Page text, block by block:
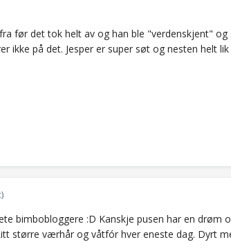
før det tok helt av og han ble "verdenskjent"
ikke på det. Jesper er super søt og nesten helt
bimbobloggere :D Kanskje pusen har en drøm
større værhår og våtfór hver eneste dag. Dyrt